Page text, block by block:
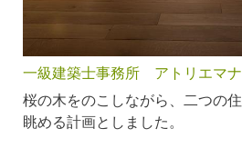
一級建築士事務所 アトリエマナ
桜の木をのこしながら、二つの
眺める計画としました。